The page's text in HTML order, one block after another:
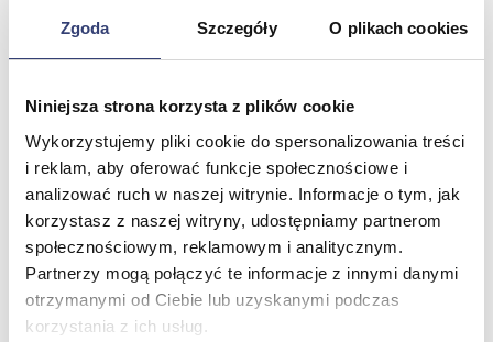
Zgoda Szczegóły O plikach cookies
Niniejsza strona korzysta z plików cookie
Wykorzystujemy pliki cookie do spersonalizowania treści
i reklam, aby oferować funkcje społecznościowe i
analizować ruch w naszej witrynie. Informacje o tym, jak
korzystasz z naszej witryny, udostępniamy partnerom
społecznościowym, reklamowym i analitycznym.
Partnerzy mogą połączyć te informacje z innymi danymi
otrzymanymi od Ciebie lub uzyskanymi podczas
korzystania z ich usług.
Wróć
Pielęgnacja mebli
Stoły
Parawany
Fotele
Zobacz wszystko
Spa & Wellness
Wróć